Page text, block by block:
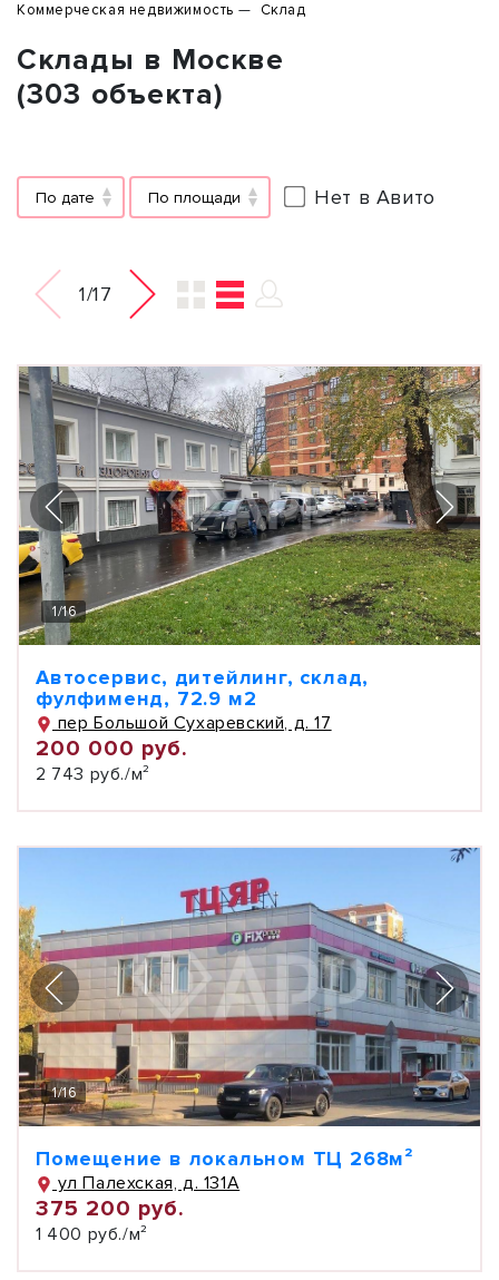
Коммерческая недвижимость
Склад
Склады в Москве
(303 объекта)
По дате По площади Нет в Авито
1/17
1/16
Автосервис, дитейлинг, склад,
фулфименд, 72.9 м2
пер Большой Сухаревский, д. 17
200 000 руб.
2 743 руб./м²
1/16
Помещение в локальном ТЦ 268м²
ул Палехская, д. 131А
375 200 руб.
1 400 руб./м²